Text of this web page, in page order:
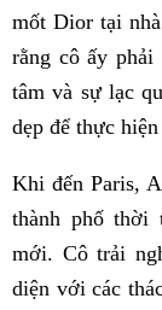
mốt Dior tại
rằng cô ấy
tâm và sự lạc
dẹp để thực
Khi đến Paris,
thành phố thời
mới. Cô trải
diện với các